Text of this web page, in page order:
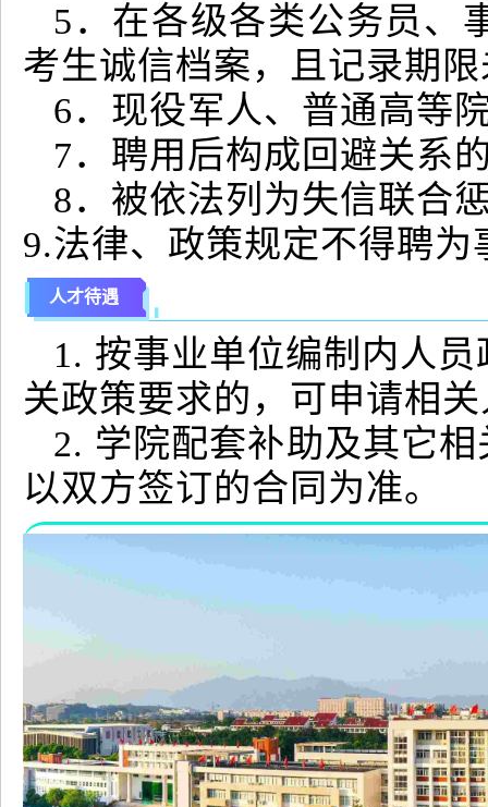
5．在各级各类公务员、
考生诚信档案，且记录期
6．现役军人、普通高等
7．聘用后构成回避关系
8．被依法列为失信联合
9.法律、政策规定不得聘
人才待遇
1. 按事业单位编制内人
关政策要求的，可申请相
2. 学院配套补助及其它
以双方签订的合同为准。